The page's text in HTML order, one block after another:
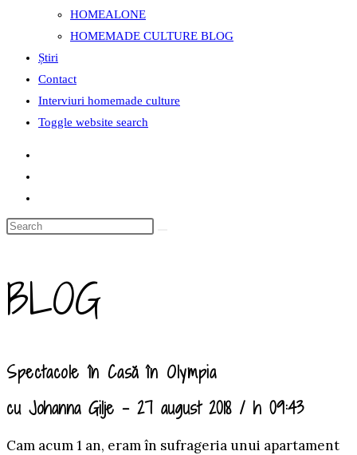
HOMEALONE
HOMEMADE CULTURE BLOG
Știri
Contact
Interviuri homemade culture
Toggle website search
BLOG
Spectacole în Casă în Olympia
cu Johanna Gilje – 27 august 2018 / h 09:43
Cam acum 1 an, eram în sufrageria unui apartament